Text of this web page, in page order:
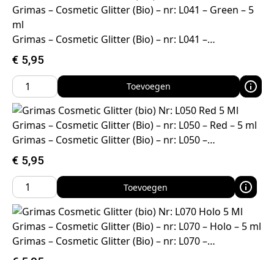
Grimas – Cosmetic Glitter (Bio) – nr: L041 – Green – 5
ml
Grimas – Cosmetic Glitter (Bio) – nr: L041 –…
€ 5,95
Toevoegen
Grimas – Cosmetic Glitter (Bio) – nr: L050 – Red – 5 ml
Grimas – Cosmetic Glitter (Bio) – nr: L050 –…
€ 5,95
Toevoegen
Grimas – Cosmetic Glitter (Bio) – nr: L070 – Holo – 5 ml
Grimas – Cosmetic Glitter (Bio) – nr: L070 –…